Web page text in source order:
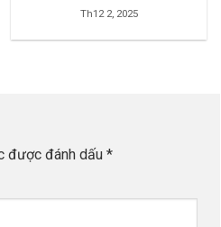
Th12 2, 2025
được đánh dấu *